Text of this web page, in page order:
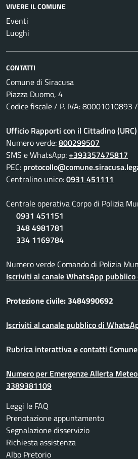
VIVERE IL COMUNE
Eventi
Luoghi
CONTATTI
Comune di Siracusa
Piazza Duomo, 4
Codice fiscale / P. IVA:
Ufficio Rapporti con il Cittadino (URC)
Numero verde:800299507
SMS e WhatsApp:+393357475817
PEC:
Centralino unico:0931 451111
Centrale operativa Corpo di Polizia
0931 451151
348 4981781
334 1169784
Numero verde Comando di Polizia
Iscriviti al canale WhatsApp
Protezione civile: 3484990692
Iscriviti al canale pubblico di
Rubrica interattiva e contatti
Numero per Emergenze Allerta
3389381109
Leggi le FAQ
Prenotazione appuntamento
Segnalazione disservizio
Richiesta assistenza
Albo Pretorio